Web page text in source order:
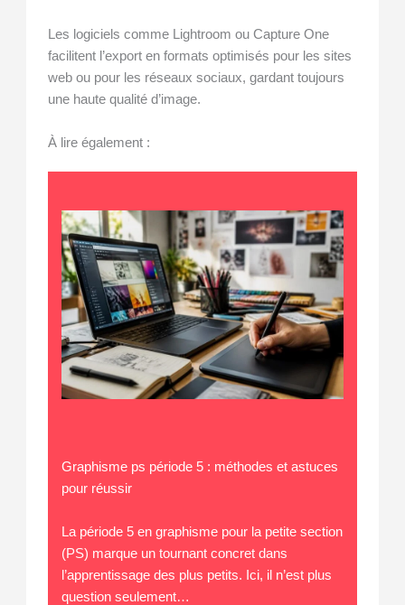
Les logiciels comme Lightroom ou Capture One
facilitent l’export en formats optimisés pour les sites
web ou pour les réseaux sociaux, gardant toujours
une haute qualité d’image.
À lire également :
Graphisme ps période 5 : méthodes et astuces
pour réussir
La période 5 en graphisme pour la petite section
(PS) marque un tournant concret dans
l’apprentissage des plus petits. Ici, il n’est plus
question seulement…